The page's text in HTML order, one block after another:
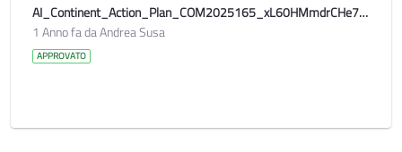
AI_Continent_Action_Plan_COM2025165_xL60HMmdrCHe7gEeVGS40RlUug_114523
1 Anno fa da Andrea Susa
APPROVATO